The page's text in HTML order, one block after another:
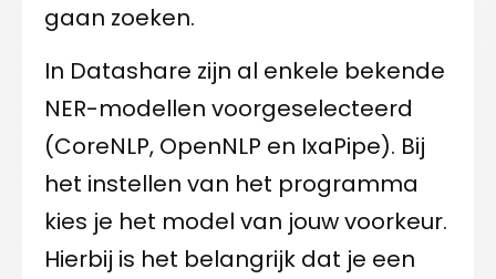
gaan zoeken.
In Datashare zijn al enkele bekende
NER-modellen voorgeselecteerd
(CoreNLP, OpenNLP en IxaPipe). Bij
het instellen van het programma
kies je het model van jouw voorkeur.
Hierbij is het belangrijk dat je een